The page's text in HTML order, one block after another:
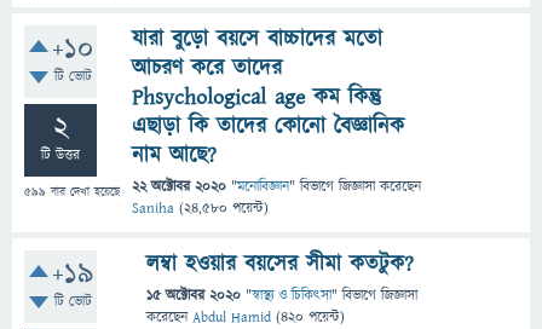
+10
টি ভোট
2
টি উত্তর
599 বার দেখা হয়েছে
যারা বুড়ো বয়সে বাচ্চাদের মতো
আচরণ করে তাদের
Phsychological age কম কিন্তু
এছাড়া কি তাদের কোনো বৈজ্ঞানিক
নাম আছে?
22 অক্টোবর 2020 "মনোবিজ্ঞান" বিভাগে জিজ্ঞাসাকরেছেন
Saniha (24,580 পয়েন্ট)
+19
টি ভোট
লম্বা হওয়ার বয়সের সীমা কতটুক?
15 অক্টোবর 2020 "স্বাস্থ্য ও চিকিৎসা" বিভাগে জিজ্ঞাসা
করেছেনAbdul Hamid (420 পয়েন্ট)